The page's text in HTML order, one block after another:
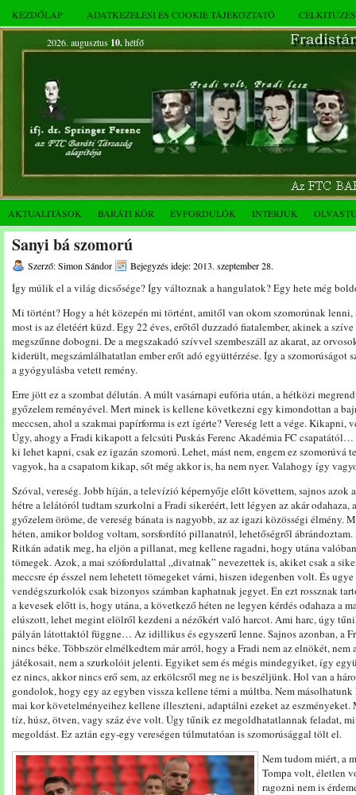
KEZDŐLAP ADATKEZELÉSI ÉS COOKIE TÁJÉKOZTATÓ
2026. augusztus 10.hétfő
AKTUALITÁSOK BARÁTI KÖR ÉVFORDULÓK INTERJÚK
Sanyi bá szomorú
Szerző: Simon Sándor Bejegyzés ideje: 2013. szeptember 28.
Így múlik el a világ dicsősége? Így változnak a hangulatok? Egy hete még
Mi történt? Hogy a hét közepén mi történt, amitől van okom szomorúnak
most is az életéért küzd. Egy 22 éves, erőtől duzzadó fiatalember, akinek a
megszűnne dobogni. De a megszakadó szívvel szembeszáll az akarat, az
kiderült, megszámlálhatatlan ember erőt adó együttérzése. Így a szomorúságot
a gyógyulásba vetett remény.
Erre jött ez a szombat délután. A múlt vasárnapi eufória után, a hétközi
győzelem reményével. Mert minek is kellene következni egy kimondottan a
meccsen, ahol a szakmai papírforma is ezt ígérte? Vereség lett a vége. Kikapni,
Úgy, ahogy a Fradi kikapott a felcsúti Puskás Ferenc Akadémia FC csapatától…
ki lehet kapni, csak ez igazán szomorú. Lehet, mást nem, engem ez szomorúvá
vagyok, ha a csapatom kikap, sőt még akkor is, ha nem nyer. Valahogy így
Szóval, vereség. Jobb híján, a televízió képernyője előtt követtem, sajnos
hétre a lelátóról tudtam szurkolni a Fradi sikeréért, lett légyen az akár odahaza,
győzelem öröme, de vereség bánata is nagyobb, az az igazi közösségi élmény.
héten, amikor boldog voltam, sorsfordító pillanatról, lehetőségről
Ritkán adatik meg, ha eljön a pillanat, meg kellene ragadni, hogy utána
tömegek. Azok, a mai szófordulattal „divatnak” nevezettek is, akiket csak a
meccsre ép ésszel nem lehetett tömegeket várni, hiszen idegenben volt. És
vendégszurkolók csak bizonyos számban kaphatnak jegyet. Én ezt rossznak
a kevesek előtt is, hogy utána, a következő héten ne legyen kérdés odahaza a
elúszott, lehet megint elölről kezdeni a nézőkért való harcot. Ami harc, úgy
pályán látottaktól függne… Az idillikus és egyszerű lenne. Sajnos azonban, a
nincs béke. Többször elmélkedtem már arról, hogy a Fradi nem az elnökét, nem
játékosait, nem a szurkolóit jelenti. Egyiket sem és mégis mindegyiket, így
ez nincs, akkor nincs erő sem, az erkölcsről meg ne is beszéljünk. Hol van a
gondolok, hogy egy az egyben vissza kellene térni a múltba. Nem
mai kor követelményeihez kellene illeszteni, adaptálni ezeket az eszményeket.
tíz, húsz, ötven, vagy száz éve volt. Úgy tűnik ez megoldhatatlannak feladat,
megoldást. Ez aztán egy-egy vereségen túlmutatóan is szomorúsággal tölt el.
Nem tudom miért, a
Tompa volt, életlen
ragozni nem is